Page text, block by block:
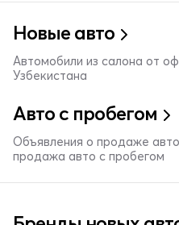
Новые авто
Автомобили из салона от
Узбекистана
Авто с пробегом
Объявления о продаже
продажа авто с пробегом